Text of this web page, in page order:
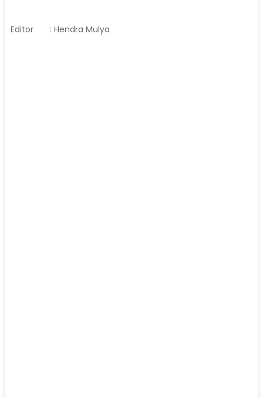
Editor : Hendra Mulya